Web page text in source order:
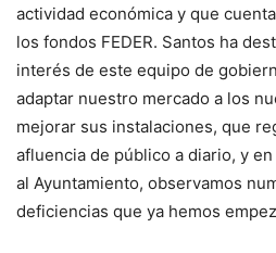
actividad económica y que
los fondos FEDER. Santos ha
interés de este equipo de
adaptar nuestro mercado a los
mejorar sus instalaciones, que
afluencia de público a diario, y
al Ayuntamiento, observamos
deficiencias que ya hemos